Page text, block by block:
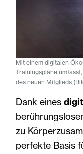
Mit einem digitalen
Trainingspläne
des neuen Mitglieds
Dank eines
zu
perfekte Basis